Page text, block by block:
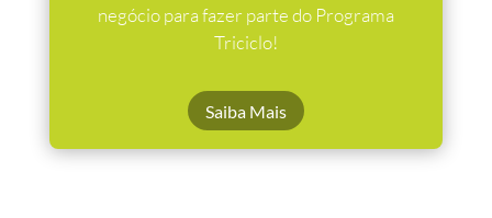
negócio para fazer parte do Programa
Triciclo!
Saiba Mais